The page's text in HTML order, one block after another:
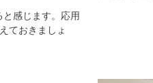
感じます。応用
ておきましょ